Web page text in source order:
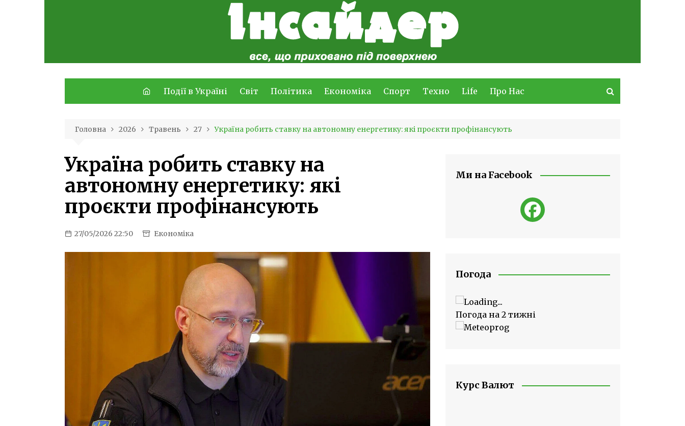
Події в Україні Світ Політика Економіка Спорт Техно Life Про Нас
Головна 2026 Травень 27 Україна робить ставку на автономну енергетику: які проєкти профінансують
Україна робить ставку на
автономну енергетику: які
проєкти профінансують
27/05/2026 22:50 Економіка
Ми на Facebook
Погода
Погода на 2 тижні
Курс Валют